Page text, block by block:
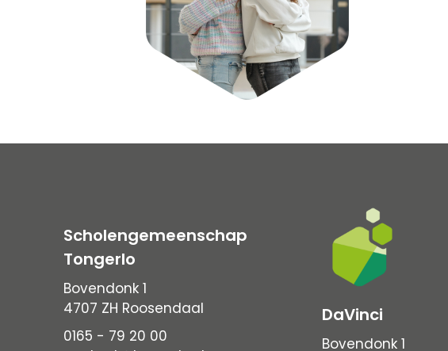
Scholengemeenschap
Tongerlo
Bovendonk 1
4707 ZH Roosendaal
0165 - 79 20 00
DaVinci
Bovendonk 1